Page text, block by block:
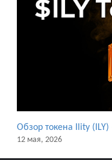
Обзор токена Ility
12 мая, 2026